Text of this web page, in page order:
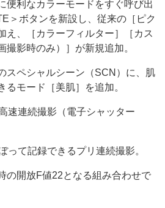
便利なカラーモードをすぐ呼び出
＞ボタンを新設し、従来の［ピク
え、［カラーフィルター］［カス
撮影時のみ）］が新規追加。
スペシャルシーン（SCN）に、肌
るモード［美肌］を追加。
速連続撮影（電子シャッター
って記録できるプリ連続撮影。
の開放F値22となる組み合わせで